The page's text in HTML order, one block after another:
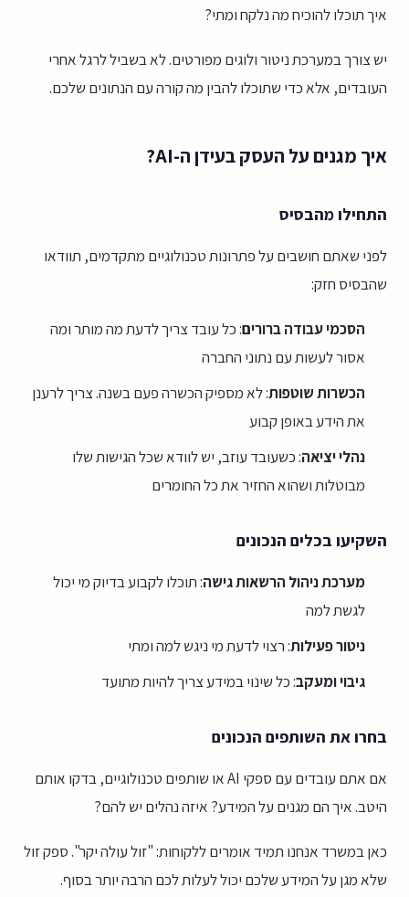
איך תוכלו להוכיח מה נלקח ומתי?
יש צורך במערכת ניטור ולוגים מפורטים. לא בשביל לרגל אחרי
העובדים, אלא כדי שתוכלו להבין מה קורה עם הנתונים שלכם.
איך מגנים על העסק בעידן ה-AI?
התחילו מהבסיס
לפני שאתם חושבים על פתרונות טכנולוגיים מתקדמים, תוודאו
שהבסיס חזק:
הסכמי עבודה ברורים: כל עובד צריך לדעת מה מותר ומה
אסור לעשות עם נתוני החברה
הכשרות שוטפות: לא מספיק הכשרה פעם בשנה. צריך לרענן
את הידע באופן קבוע
נהלי יציאה: כשעובד עוזב, יש לוודא שכל הגישות שלו
מבוטלות ושהוא החזיר את כל החומרים
השקיעו בכלים הנכונים
מערכת ניהול הרשאות גישה: תוכלו לקבוע בדיוק מי יכול
לגשת למה
ניטור פעילות: רצוי לדעת מי ניגש למה ומתי
גיבוי ומעקב: כל שינוי במידע צריך להיות מתועד
בחרו את השותפים הנכונים
אם אתם עובדים עם ספקי AI או שותפים טכנולוגיים, בדקו אותם
היטב. איך הם מגנים על המידע? איזה נהלים יש להם?
כאן במשרד אנחנו תמיד אומרים ללקוחות: "זול עולה יקר". ספק זול
שלא מגן על המידע שלכם יכול לעלות לכם הרבה יותר בסוף.